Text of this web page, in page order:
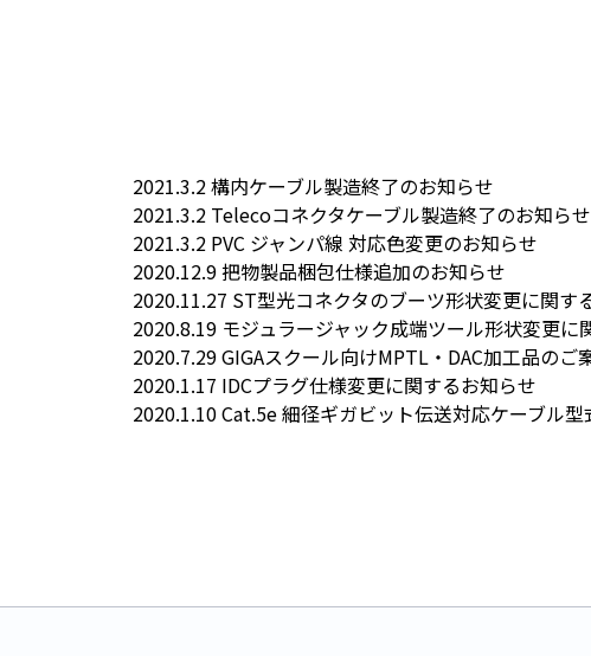
2021.3.2構内ケーブル製造終了のお知らせ
2021.3.2 Telecoコネクタケーブル製造終了のお知らせ
2021.3.2 PVC ジャンパ線 対応色変更のお知らせ
2020.12.9把物製品梱包仕様追加のお知らせ
2020.11.27 ST型光コネクタのブーツ形状変更に関す
2020.8.19 モジュラージャック成端ツール形状変更に
2020.7.29GIGAスクール向けMPTL・DAC加工品のご
2020.1.17 IDCプラグ仕様変更に関するお知らせ
2020.1.10Cat.5e 細径ギガビット伝送対応ケーブル